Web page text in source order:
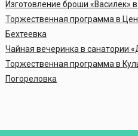
Изготовление броши «Василек»
Торжественная программа в
Бехтеевка
Чайная вечеринка в санатории
Торжественная программа в
Погореловка